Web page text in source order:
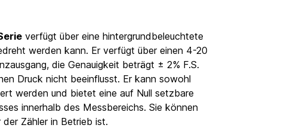
verfügt über eine hintergrundbeleuchtete
werden kann. Er verfügt über einen 4-20
die Genauigkeit beträgt ± 2% F.S.
Druck nicht beeinflusst. Er kann sowohl
werden und bietet eine auf Null setzbare
innerhalb des Messbereichs. Sie können
der Zähler in Betrieb ist.